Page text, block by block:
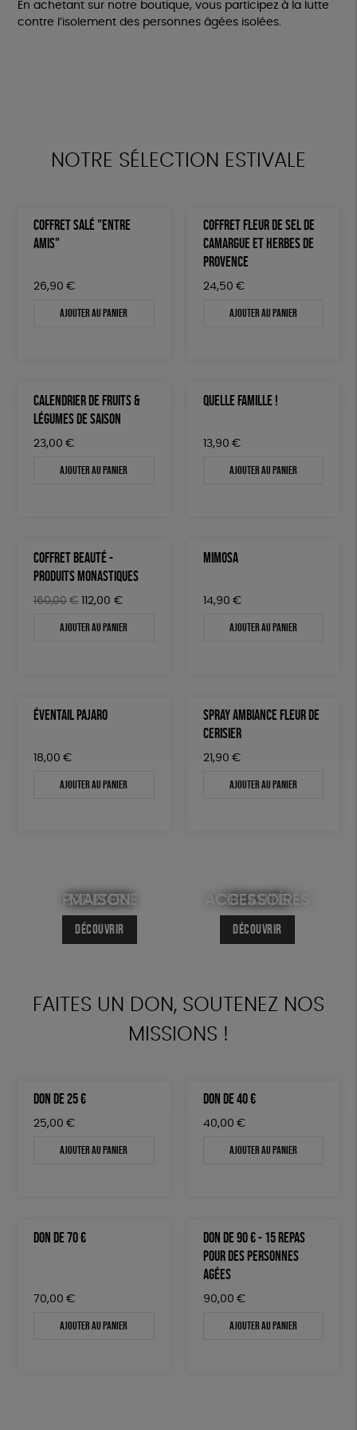
En achetant sur notre boutique, vous participez à la lutte
contre l’isolement des personnes âgées isolées.
NOTRE SÉLECTION ESTIVALE
COFFRET SALÉ "ENTRE
AMIS"
26,90 €
Ajouter au panier
COFFRET FLEUR DE SEL DE
CAMARGUE ET HERBES DE
PROVENCE
24,50 €
Ajouter au panier
CALENDRIER DE FRUITS &
LÉGUMES DE SAISON
23,00 €
Ajouter au panier
QUELLE FAMILLE !
13,90 €
Ajouter au panier
COFFRET BEAUTÉ -
PRODUITS MONASTIQUES
160,00 € Le
initial
112,00 €Le
actuel
Ajouter au panier
MIMOSA
14,90 €
Ajouter au panier
ÉVENTAIL PAJARO
18,00 €
Ajouter au panier
SPRAY AMBIANCE FLEUR DE
CERISIER
21,90 €
Ajouter au panier
ENFANTS
DÉCOUVRIR
HOMMES
DÉCOUVRIR
FEMMES
DÉCOUVRIR
ÉPICERIE
DÉCOUVRIR
PAPETERIE
DÉCOUVRIR
BEAUTÉ
DÉCOUVRIR
MAISON
DÉCOUVRIR
ACCESSOIRES
DÉCOUVRIR
FAITES UN DON, SOUTENEZ NOS
MISSIONS !
DON DE 25 €
25,00 €
Ajouter au panier
DON DE 40 €
40,00 €
Ajouter au panier
DON DE 70 €
70,00 €
Ajouter au panier
DON DE 90 € - 15 REPAS
POUR DES PERSONNES
AGÉES
90,00 €
Ajouter au panier